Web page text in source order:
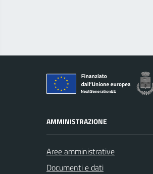
AMMINISTRAZIONE
Aree amministrative
Documenti e dati